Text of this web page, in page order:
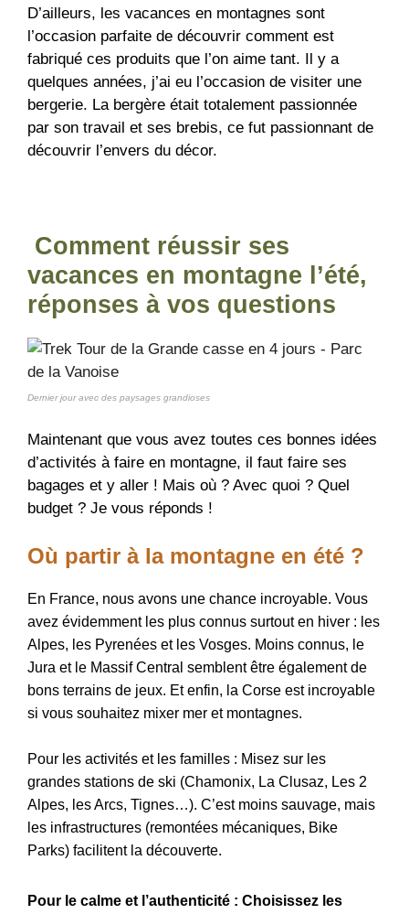
D’ailleurs, les vacances en montagnes sont
l’occasion parfaite de découvrir comment est
fabriqué ces produits que l’on aime tant. Il y a
quelques années, j’ai eu l’occasion de visiter une
bergerie. La bergère était totalement passionnée
par son travail et ses brebis, ce fut passionnant de
découvrir l’envers du décor.
Comment réussir ses
vacances en montagne l’été,
réponses à vos questions
Dernier jour avec des paysages grandioses
Maintenant que vous avez toutes ces bonnes idées
d’activités à faire en montagne, il faut faire ses
bagages et y aller ! Mais où ? Avec quoi ? Quel
budget ? Je vous réponds !
Où partir à la montagne en été ?
En France, nous avons une chance incroyable. Vous
avez évidemment les plus connus surtout en hiver : les
Alpes, les Pyrenées et les Vosges. Moins connus, le
Jura et le Massif Central semblent être également de
bons terrains de jeux. Et enfin, la Corse est incroyable
si vous souhaitez mixer mer et montagnes.
Pour les activités et les familles : Misez sur les
grandes stations de ski (Chamonix, La Clusaz, Les 2
Alpes, les Arcs, Tignes…). C’est moins sauvage, mais
les infrastructures (remontées mécaniques, Bike
Parks) facilitent la découverte.
Pour le calme et l’authenticité : Choisissez les